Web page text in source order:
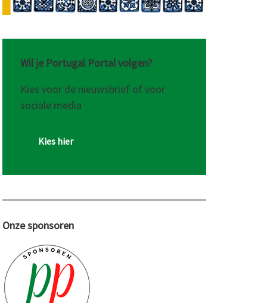
Wil je Portugal Portal volgen?
Kies voor de nieuwsbrief of voor
sociale media
Kies hier
Onze sponsoren